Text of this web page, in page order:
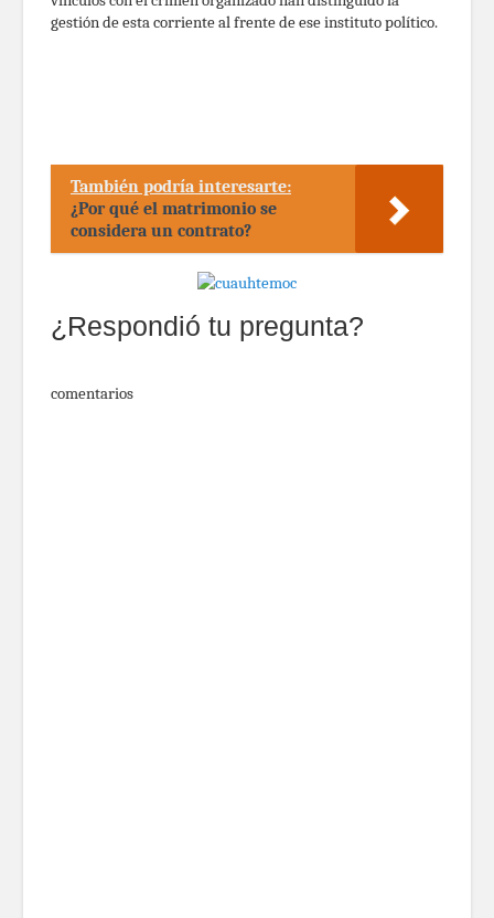
gestión de esta corriente al frente de ese instituto político.
También podría interesarte:
¿Por qué el matrimonio se
considera un contrato?
¿Respondió tu pregunta?
comentarios